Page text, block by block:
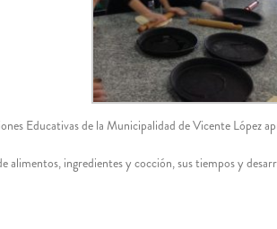
Educativas de la Municipalidad de Vicente López
alimentos, ingredientes y cocción, sus tiempos y